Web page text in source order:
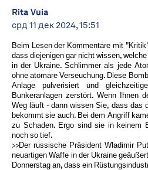
Rita Vuia
срд 11 дек 2024, 15:51
Beim Lesen der Kommentare mit
dass diejenigen gar nicht wissen,
in der Ukraine. Schlimmer als jede
ohne atomare Verseuchung. Diese
Anlage pulverisiert und
Bunkeranlagen zerstört. Wenn Ihnen
Weg läuft - dann wissen Sie, dass das
bekommt sie auch. Bei dem Angriff
zu Schaden. Ergo sind sie in keinem
noch so tief.
>>Der russische Präsident Wladimir
neuartigen Waffe in der Ukraine
Donnerstag an, dass ein